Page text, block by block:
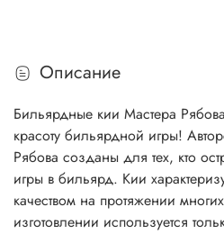
Описание
Бильярдные кии Мастера
красоту бильярдной игры!
Рябова созданы для тех, кто
игры в бильярд. Кии
качеством на протяжении
изготовлении используется